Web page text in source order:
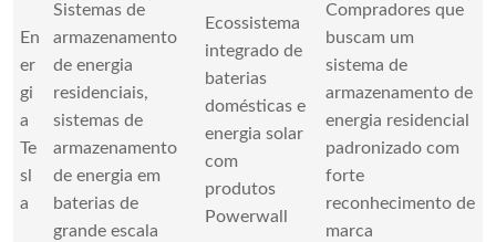
En
er
gi
a
Te
sl
a
Sistemas de
armazenamento
de energia
residenciais,
sistemas de
armazenamento
de energia em
baterias de
grande escala
Ecossistema
integrado de
baterias
domésticas e
energia solar
com
produtos
Powerwall
Compradores que
buscam um
sistema de
armazenamento de
energia residencial
padronizado com
forte
reconhecimento de
marca